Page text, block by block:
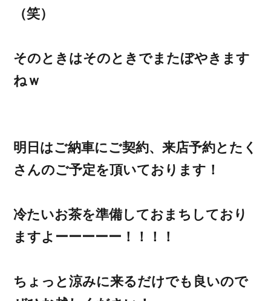
（笑）
そのときはそのときでまたぼやきます
ねｗ
明日はご納車にご契約、来店予約とたく
さんのご予定を頂いております！
冷たいお茶を準備しておまちしており
ますよーーーーー！！！！
ちょっと涼みに来るだけでも良いので